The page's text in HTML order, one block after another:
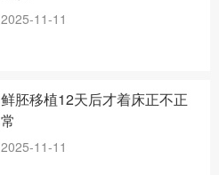
2025-11-11
鲜胚移植12天后才着床正不正
常
2025-11-11